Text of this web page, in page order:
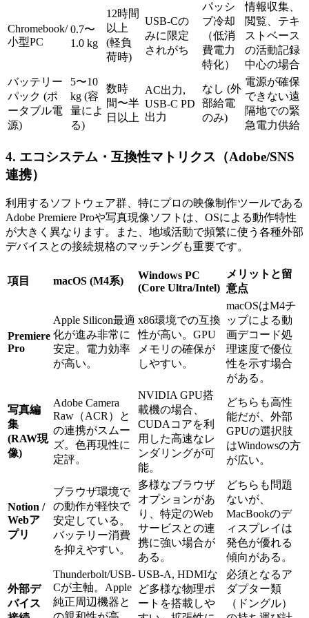
Chromebook/
小型PC
0.7〜
1.0 kg
12時間
以上
(軽負
荷時)
USB-Cの
みに限定
されがち
パッシ
ブ冷却
（低消
費電力
特化）
情報収集、
閲覧、テキ
ストベース
の活動記録
中心の場合
バッテリー
パック (ポ
ータブル電
源)
5〜10
kg (容
量によ
る)
数時
間〜半
日以上
AC出力,
USB-C PD
出力
なし (外
部給電
のみ)
電源が確保
できない遠
隔地での緊
急電力供給
4. エコシステム・互換性マトリクス（Adobe/SNS
連携）
利用するソフトウェア群、特にプロの映像制作ツールである
Adobe Premiere Proや写真現像ソフトは、OSによる動作特性
が大きく異なります。また、地域活動で頻繁に使う各種外部
デバイスとの接続規格のマッチングも重要です。
項目 macOS (M4系)
Windows PC
(Core Ultra/Intel)
メリットと留
意点
Premiere
Pro
Apple Silicon最適
化が進み非常に
安定。電力効率
が高い。
x86環境での互換
性が高い。GPU
メモリの確保が
しやすい。
macOSはM4チ
ップによる動
画デコード処
理速度で優位
性を示す場合
がある。
写真編
集
(RAW現
像)
Adobe Camera
Raw（ACR）と
の連携がスムー
ズ。色再現性に
定評。
NVIDIA GPU搭
載機の場合、
CUDAコアを利
用した高速なレ
ンダリングが可
能。
どちらも高性
能だが、外部
GPUの選択肢
はWindowsの方
が広い。
Notion /
Webア
プリ
ブラウザ環境で
の動作が軽快で
安定している。
バッテリー消費
を抑えやすい。
多様なブラウザ
オプションがあ
り、特定のWeb
サービスとの連
携に強い場合が
ある。
どちらも問題
ないが、
MacBookのデ
ィスプレイは
発色が優れる
傾向がある。
外部デ
バイス
Thunderbolt/USB-
Cが主軸。Apple
純正周辺機器と
USB-A, HDMIな
ど多様な物理ポ
ートを搭載しや
必須となるア
ダプター類
（ドングル）